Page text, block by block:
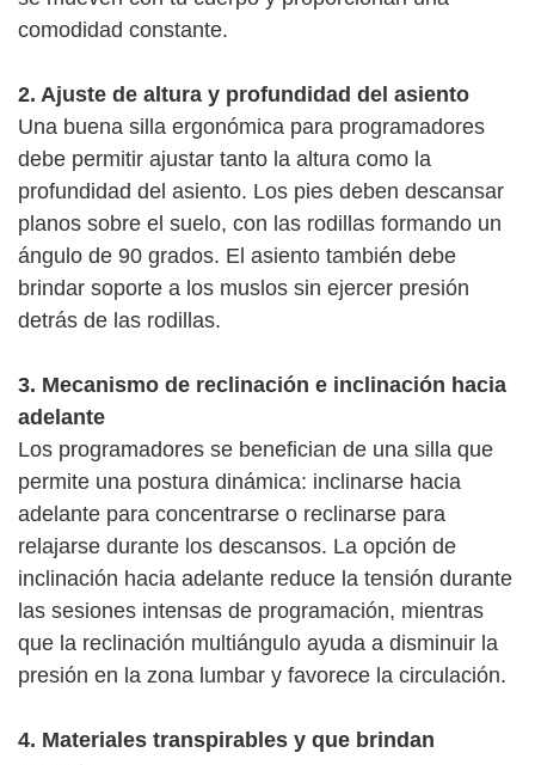
comodidad constante.
2. Ajuste de altura y profundidad del asiento
Una buena silla ergonómica para programadores
debe permitir ajustar tanto la altura como la
profundidad del asiento. Los pies deben descansar
planos sobre el suelo, con las rodillas formando un
ángulo de 90 grados. El asiento también debe
brindar soporte a los muslos sin ejercer presión
detrás de las rodillas.
3. Mecanismo de reclinación e inclinación hacia
adelante
Los programadores se benefician de una silla que
permite una postura dinámica: inclinarse hacia
adelante para concentrarse o reclinarse para
relajarse durante los descansos. La opción de
inclinación hacia adelante reduce la tensión durante
las sesiones intensas de programación, mientras
que la reclinación multiángulo ayuda a disminuir la
presión en la zona lumbar y favorece la circulación.
4. Materiales transpirables y que brindan